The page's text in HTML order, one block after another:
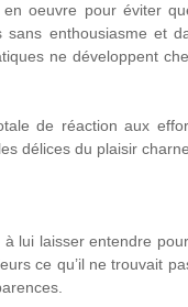
oeuvre pour éviter
enthousiasme et
ne développent
de réaction aux
délices du plaisir
lui laisser entendre
ce qu’il ne trouvait